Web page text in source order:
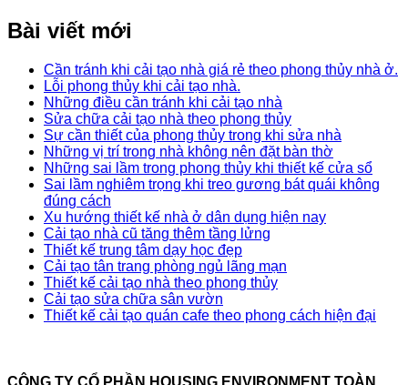
Bài viết mới
Cần tránh khi cải tạo nhà giá rẻ theo phong thủy nhà ở.
Lỗi phong thủy khi cải tạo nhà.
Những điều cần tránh khi cải tạo nhà
Sửa chữa cải tạo nhà theo phong thủy
Sự cần thiết của phong thủy trong khi sửa nhà
Những vị trí trong nhà không nên đặt bàn thờ
Những sai lầm trong phong thủy khi thiết kế cửa sổ
Sai lầm nghiêm trọng khi treo gương bát quái không
đúng cách
Xu hướng thiết kế nhà ở dân dụng hiện nay
Cải tạo nhà cũ tăng thêm tầng lửng
Thiết kế trung tâm dạy học đẹp
Cải tạo tân trang phòng ngủ lãng mạn
Thiết kế cải tạo nhà theo phong thủy
Cải tạo sửa chữa sân vườn
Thiết kế cải tạo quán cafe theo phong cách hiện đại
CÔNG TY CỔ PHẦN HOUSING ENVIRONMENT TOÀN